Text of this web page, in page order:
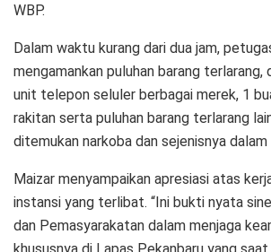
WBP.
Dalam waktu kurang dari dua jam,
mengamankan puluhan barang terlarang,
unit telepon seluler berbagai merek, 1
rakitan serta puluhan barang terlarang
ditemukan narkoba dan sejenisnya dalam
Maizar menyampaikan apresiasi atas
instansi yang terlibat. “Ini bukti nyata
dan Pemasyarakatan dalam menjaga
khususnya di Lapas Pekanbaru yang